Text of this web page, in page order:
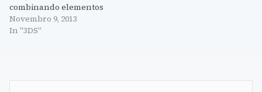
combinando elementos
RPG por turnos com
elementos tácticos. Esta
Novembro 9, 2013
In "3DS"